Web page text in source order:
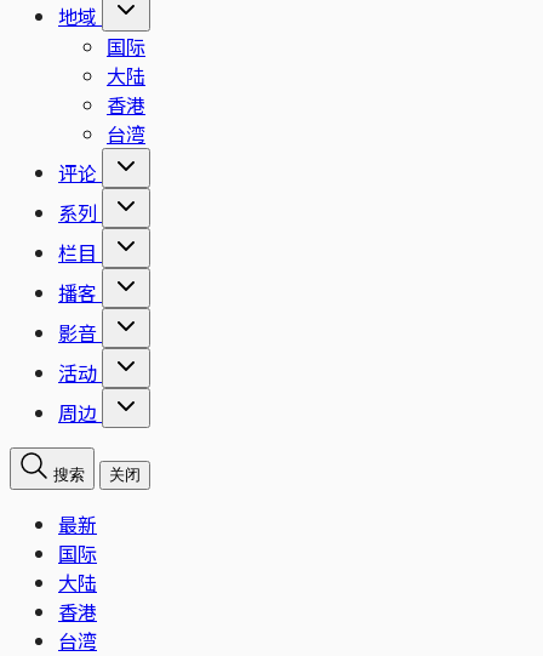
地域
国际
大陆
香港
台湾
评论
系列
栏目
播客
影音
活动
周边
搜索 关闭
最新
国际
大陆
香港
台湾